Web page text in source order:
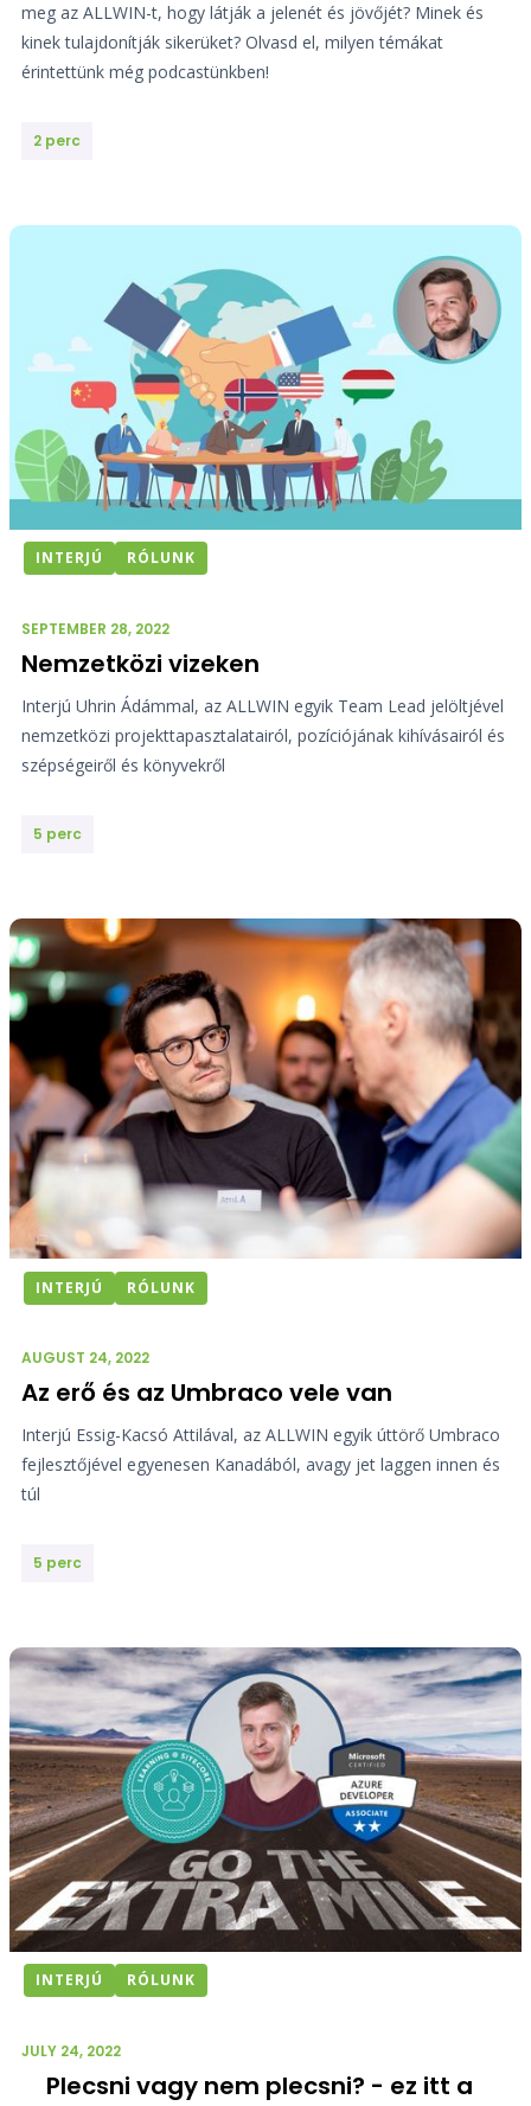
meg az ALLWIN-t, hogy látják a jelenét és jövőjét? Minek és
kinek tulajdonítják sikerüket? Olvasd el, milyen témákat
érintettünk még podcastünkben!
2 perc
INTERJÚ RÓLUNK
SEPTEMBER 28, 2022
Nemzetközi vizeken
Interjú Uhrin Ádámmal, az ALLWIN egyik Team Lead jelöltjével
nemzetközi projekttapasztalatairól, pozíciójának kihívásairól és
szépségeiről és könyvekről
5 perc
INTERJÚ RÓLUNK
AUGUST 24, 2022
Az erő és az Umbraco vele van
Interjú Essig-Kacsó Attilával, az ALLWIN egyik úttörő Umbraco
fejlesztőjével egyenesen Kanadából, avagy jet laggen innen és
túl
5 perc
INTERJÚ RÓLUNK
JULY 24, 2022
Plecsni vagy nem plecsni? - ez itt a